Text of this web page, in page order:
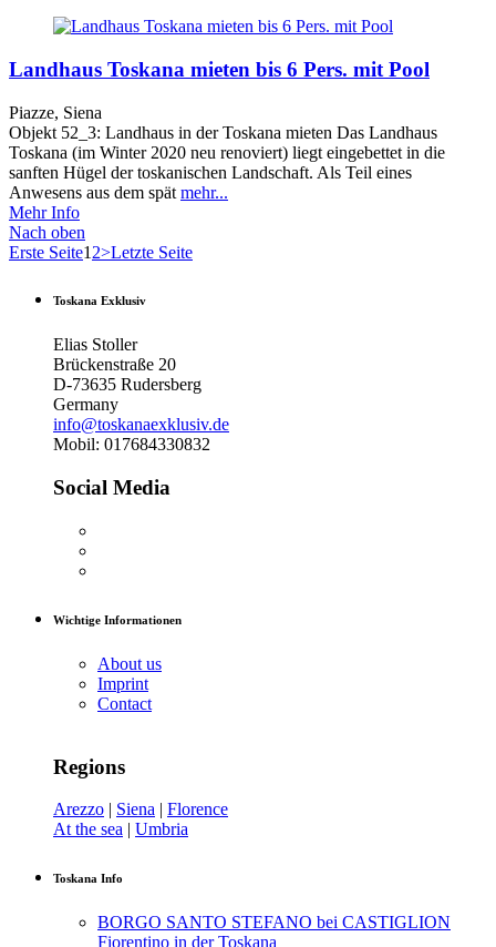
Landhaus Toskana mieten bis 6 Pers. mit Pool
Piazze, Siena
Objekt 52_3: Landhaus in der Toskana mieten Das Landhaus
Toskana (im Winter 2020 neu renoviert) liegt eingebettet in die
sanften Hügel der toskanischen Landschaft. Als Teil eines
Anwesens aus dem spät mehr...
Mehr Info
Nach oben
Erste Seite1 2>Letzte Seite
Toskana Exklusiv
Elias Stoller
Brückenstraße 20
D-73635 Rudersberg
Germany
info@toskanaexklusiv.de
Mobil: 017684330832
Social Media
Wichtige Informationen
About us
Imprint
Contact
Regions
Arezzo | Siena | Florence
At the sea | Umbria
Toskana Info
BORGO SANTO STEFANO bei CASTIGLION
Fiorentino in der Toskana